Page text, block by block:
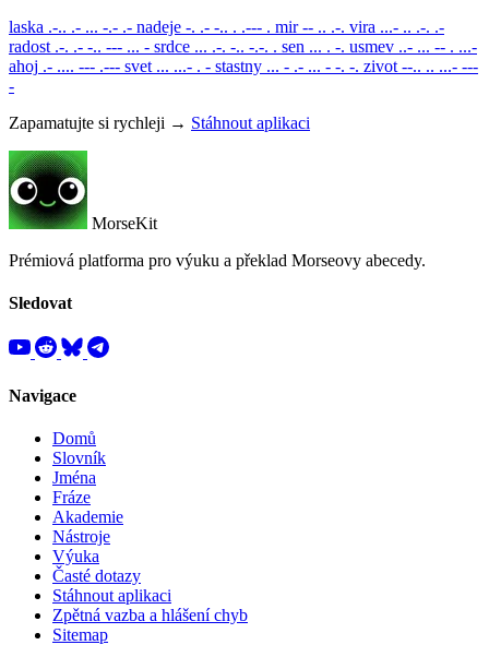
laska .-.. .- ... -.- .- nadeje -. .- -.. . .--- . mir -- .. .-. vira ...- .. .-. .-
radost .-. .- -.. --- ... - srdce ... .-. -.. -.-. . sen ... . -. usmev ..- ... -- . ...-
ahoj .- .... --- .--- svet ... ...- . - stastny ... - .- ... - -. -. zivot --.. .. ...- ---
-
Zapamatujte si rychleji → Stáhnout aplikaci
MorseKit
Prémiová platforma pro výuku a překlad Morseovy abecedy.
Sledovat
Navigace
Domů
Slovník
Jména
Fráze
Akademie
Nástroje
Výuka
Časté dotazy
Stáhnout aplikaci
Zpětná vazba a hlášení chyb
Sitemap